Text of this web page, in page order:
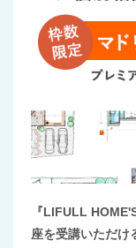
『LIFULL
座を受講いただけ